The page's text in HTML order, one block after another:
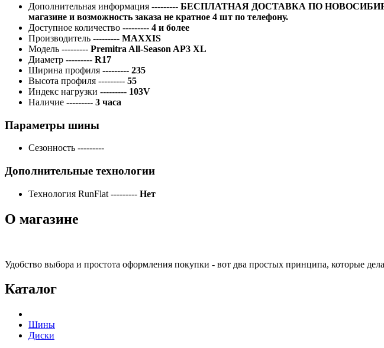
Дополнительная информация --------- БЕСПЛАТНАЯ ДОСТАВКА ПО
магазине и возможность заказа не кратное 4 шт по телефону.
Доступное количество --------- 4 и более
Производитель --------- MAXXIS
Модель --------- Premitra All-Season AP3 XL
Диаметр --------- R17
Ширина профиля --------- 235
Высота профиля --------- 55
Индекс нагрузки --------- 103V
Наличие --------- 3 часа
Параметры шины
Сезонность ---------
Дополнительные технологии
Технология RunFlat --------- Нет
О магазине
Удобство выбора и простота оформления покупки - вот два простых принципа, которые
Каталог
Шины
Диски